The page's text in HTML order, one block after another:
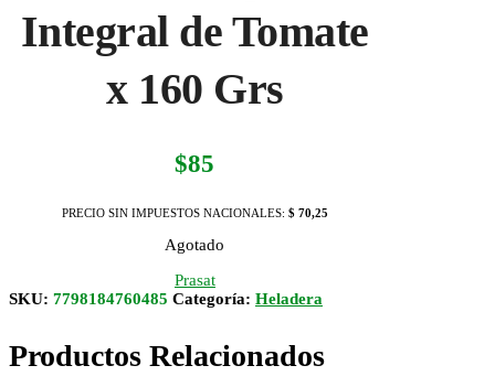
Integral de Tomate
x 160 Grs
$85
PRECIO SIN IMPUESTOS NACIONALES: $ 70,25
Agotado
Prasat
SKU: 7798184760485 Categoría: Heladera
Productos Relacionados